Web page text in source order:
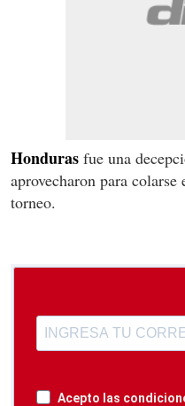
Honduras fue una
aprovecharon para colarse
torneo.
Acepto las